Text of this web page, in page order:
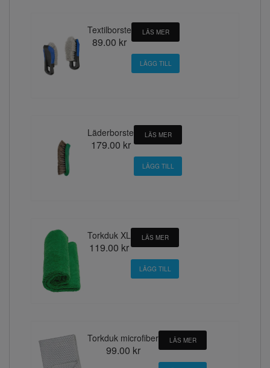
Textilborste
89.00 kr
LÄS MER
Läderborste
179.00 kr
LÄS MER
Torkduk XL
119.00 kr
LÄS MER
Torkduk microfiber
99.00 kr
LÄS MER